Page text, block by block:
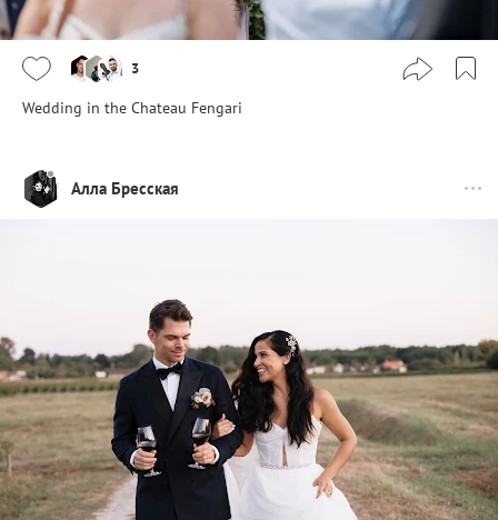
3
Wedding in the Chateau Fengari
Алла Бресская